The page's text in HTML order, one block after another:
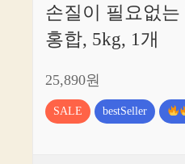
손질이 필요없
홍합, 5kg, 1개
25,890원
SALE bestSeller